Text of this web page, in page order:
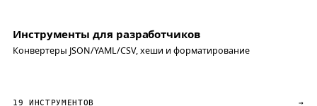
Инструменты для разработчиков
Конвертеры JSON/YAML/CSV, хеши и форматирование
19 ИНСТРУМЕНТОВ →